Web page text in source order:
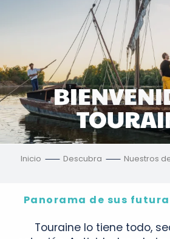
Inicio Descubra Nuestros
Panorama de sus
Touraine lo tiene todo,